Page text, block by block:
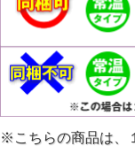
※こちらの商品は、